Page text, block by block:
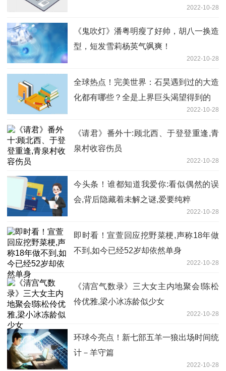
2022-10-28
《鬼吹灯》潘粤明瘦了好帅，胡八一换造
型，短发雪莉杨英气飒爽！
2022-10-28
全球热点！完美世界：石昊遇到过的大造
化都有哪些？全是上界巨头渴望得到的
2022-10-28
《请君》番外十:顾北西、于登登重逢,青
泉村收容伤员
2022-10-28
今头条！谁都知道我爱你:看似偶然的误
会,背后隐藏着未解之谜,爱要纯粹
2022-10-28
即时看！宣萱回应挖野菜梗,声称18年做
不到,如今已经52岁却依然单身
2022-10-28
《清宫气数录》三大女主内地聚会!陈松
伶优雅,梁小冰冻龄似少女
2022-10-28
环球今亮点！新七部五羊一狼出场时间统
计－羊守篇
2022-10-28